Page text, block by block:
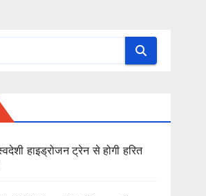
हाइड्रोजन ट्रेन से होगी हरित